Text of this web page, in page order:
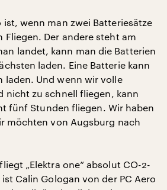
ist, wenn man zwei Batteriesätze
Fliegen. Der andere steht am
landet, kann man die Batterien
laden. Eine Batterie kann
laden. Und wenn wir volle
nicht zu schnell fliegen, kann
fünf Stunden fliegen. Wir haben
möchten von Augsburg nach
„Elektra one“ absolut CO-2-
Calin Gologan von der PC Aero